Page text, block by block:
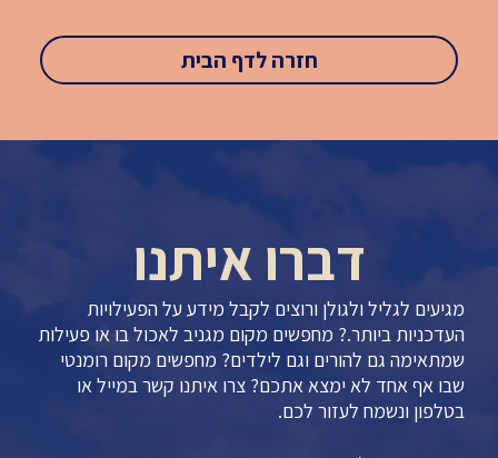
חזרה לדף הבית
דברו איתנו
מגיעים לגליל ולגולן ורוצים לקבל מידע על הפעילויות
העדכניות ביותר.? מחפשים מקום מגניב לאכול בו או פעילות
שמתאימה גם להורים וגם לילדים? מחפשים מקום רומנטי
שבו אף אחד לא ימצא אתכם? צרו איתנו קשר במייל או
בטלפון ונשמח לעזור לכם.